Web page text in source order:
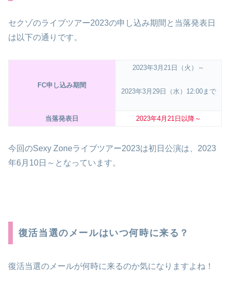
セクゾのライブツアー2023の申し込み期間と当落発表日
は以下の通りです。
FC申し込み期間
2023年3月21日（火）～
2023年3月29日（水）12:00まで
当落発表日 2023年4月21日以降～
今回のSexy Zoneライブツアー2023は初日公演は、2023
年6月10日～となっています。
復活当選のメールはいつ何時に来る？
復活当選のメールが何時に来るのか気になりますよね！